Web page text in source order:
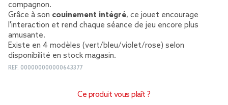
compagnon.
Grâce à son couinement intégré, ce jouet encourage
l'interaction et rend chaque séance de jeu encore plus
amusante.
Existe en 4 modèles (vert/bleu/violet/rose) selon
disponibilité en stock magasin.
REF. 000000000000643377
Ce produit vous plaît ?